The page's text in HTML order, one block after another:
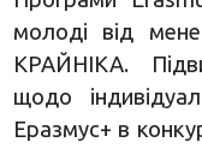
молоді від
КРАЙНІКА.
щодо
Еразмус+ в